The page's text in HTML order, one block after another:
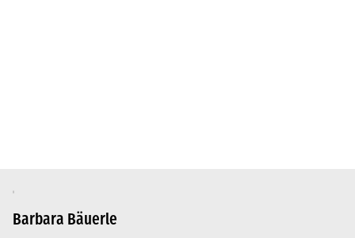
Barbara Bäuerle